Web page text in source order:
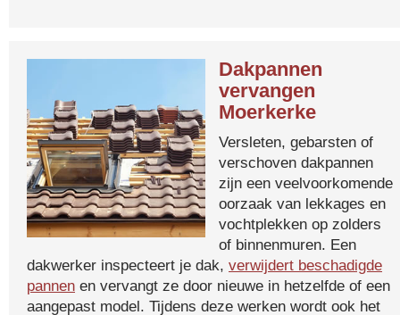
Dakpannen
vervangen
Moerkerke
Versleten, gebarsten of
verschoven dakpannen
zijn een veelvoorkomende
oorzaak van lekkages en
vochtplekken op zolders
of binnenmuren. Een
dakwerker inspecteert je dak, verwijdert beschadigde
pannen en vervangt ze door nieuwe in hetzelfde of een
aangepast model. Tijdens deze werken wordt ook het